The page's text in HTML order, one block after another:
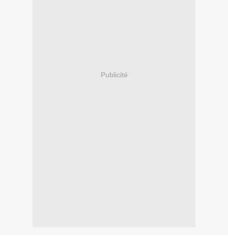
Publicité